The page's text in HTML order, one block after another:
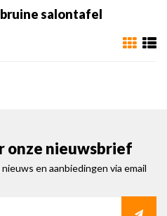
salontafel
onze nieuwsbrief
en aanbiedingen via email